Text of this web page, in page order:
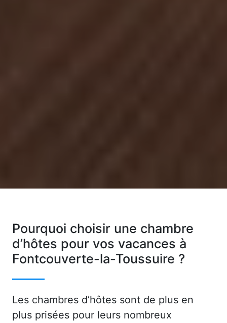
Pourquoi choisir une chambre
d’hôtes pour vos vacances à
Fontcouverte-la-Toussuire ?
Les chambres d’hôtes sont de plus en
plus prisées pour leurs nombreux